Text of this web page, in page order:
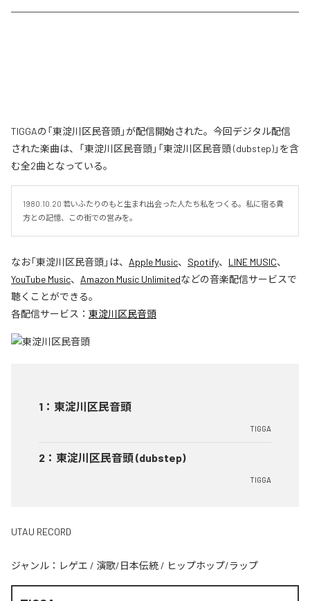
TIGGAの「東淀川区民音頭」が配信開始された。今回デジタル配信
された楽曲は、「東淀川区民音頭」「東淀川区民音頭 (dubstep)」を含
む全2曲となっている。
1980.10.20 若いふたりのもと生まれ出会った人たち私をつくる。私に宿る貴
方との記憶、この街での営みを。
なお「東淀川区民音頭」は、 Apple Music、 Spotify、 LINE MUSIC、
YouTube Music、 Amazon Music Unlimitedなどの音楽配信サービスで
聴くことができる。
各配信サービス： 東淀川区民音頭
1 ： 東淀川区民音頭
TIGGA
2 ： 東淀川区民音頭 (dubstep)
TIGGA
UTAU RECORD
ジャンル： レゲエ / 演歌/日本伝統 / ヒップホップ/ラップ